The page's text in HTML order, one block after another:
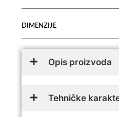
DIMENZIJE
Opis proizvoda
Tehničke